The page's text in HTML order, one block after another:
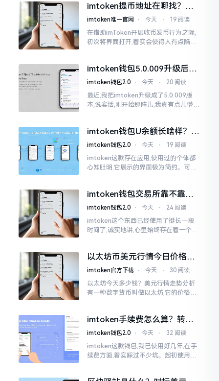
imtoken提币地址在哪找？手
把手教你快速查看
imtoken唯一官网 ⋅ 今天 ⋅ 19 阅读
在借助imToken开展收币发币行为之际,
初次将界面打开,着实会使得人有点陷入
imtoken钱包5.0.009升级后咋
用？老用户实测分享
imtoken钱包2.0 ⋅ 今天 ⋅ 20 阅读
最近,我把imtoken升级成了5.0.009版
本,说实话,刚开始那阵儿,我真有点儿懵,
imtoken钱包U余额长啥样？截
图这样看
imtoken钱包2.0 ⋅ 今天 ⋅ 19 阅读
imtoken这款存在应用,使用过的个体都
心知肚明,它展示的界面极为简约。可是,
imtoken钱包交易所靠不靠
谱？老玩家说说心里话
imtoken钱包2.0 ⋅ 今天 ⋅ 24 阅读
imtoken这个东西已经使用了挺长一段
时间了,诚实地讲,心里始终存在着一个疙
这个事情
以太坊币美元行情今日价格走
势分析，散户如何避免追涨杀
imtoken官方下载 ⋅ 今天 ⋅ 30 阅读
以太坊今天多少钱？美元行情走势分析
有一种数字货币叫做以太坊,它的价格走
率出现的一点点波动
imtoken手续费怎么算？转账
和交易所差别大了
imtoken钱包2.0 ⋅ 今天 ⋅ 32 阅读
imtoken这款钱包,我已使用好几年,在手
续费方面,着实踩过不少坑。起初使用时,